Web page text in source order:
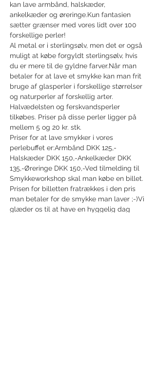
kan lave armbånd, halskæder,
ankelkæder og øreringe.Kun fantasien
sætter grænser med vores lidt over 100
forskellige perler!
Al metal er i sterlingsølv, men det er også
muligt at købe forgyldt sterlingsølv, hvis
du er mere til de gyldne farver.Når man
betaler for at lave et smykke kan man frit
bruge af glasperler i forskellige størrelser
og naturperler af forskellig arter.
Halvædelsten og ferskvandsperler
tilkøbes. Priser på disse perler ligger på
mellem 5 og 20 kr. stk.
Priser for at lave smykker i vores
perlebuffet er:Armbånd DKK 125,-
Halskæder DKK 150,-Ankelkæder DKK
135,-Øreringe DKK 150,-Ved tilmelding til
Smykkeworkshop skal man købe en billet.
Prisen for billetten fratrækkes i den pris
man betaler for de smykke man laver ;-)Vi
glæder os til at have en hyggelig dag